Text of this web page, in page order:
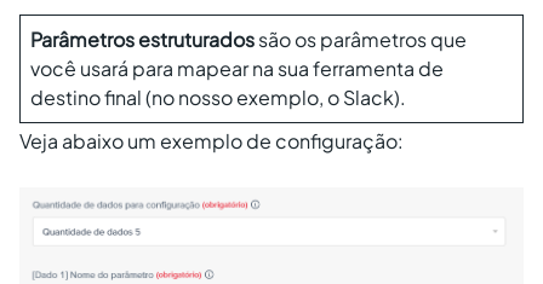
Parâmetros estruturadossão os parâmetros que
você usará para mapear na sua ferramenta de
destino final (no nosso exemplo, o Slack).
Veja abaixo um exemplo de configuração: